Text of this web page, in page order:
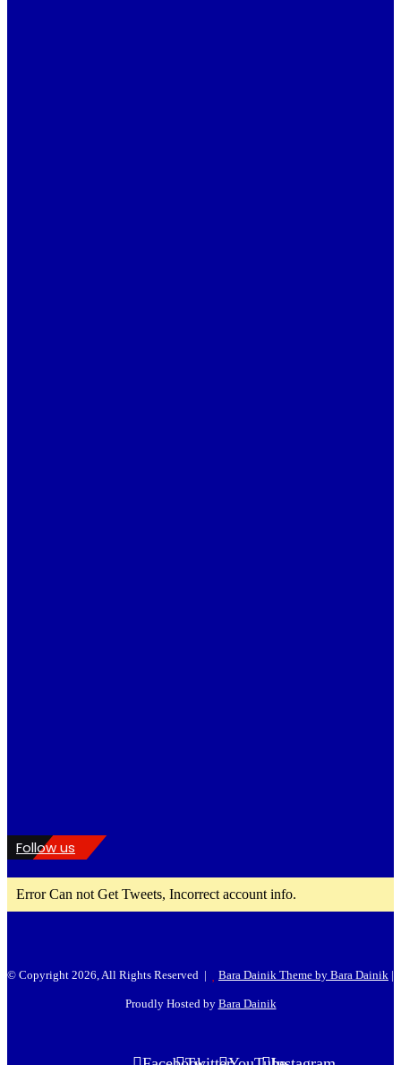
Follow us
Error Can not Get Tweets, Incorrect account info.
© Copyright 2026, All Rights Reserved | Bara Dainik Theme by Bara Dainik |
Proudly Hosted by Bara Dainik